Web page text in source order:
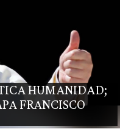
HUMANIDAD;
FRANCISCO